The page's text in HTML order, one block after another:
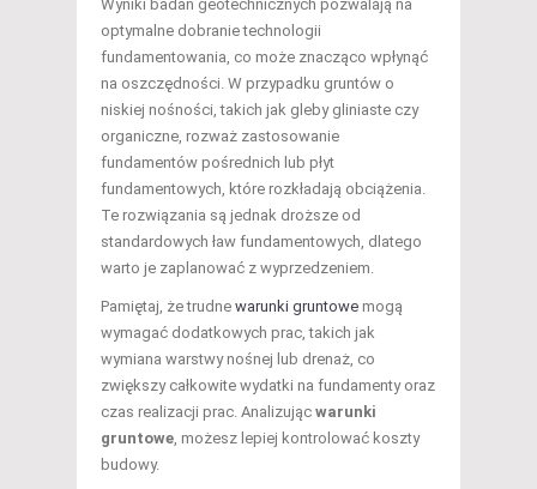
Wyniki badań geotechnicznych pozwalają na
optymalne dobranie technologii
fundamentowania, co może znacząco wpłynąć
na oszczędności. W przypadku gruntów o
niskiej nośności, takich jak gleby gliniaste czy
organiczne, rozważ zastosowanie
fundamentów pośrednich lub płyt
fundamentowych, które rozkładają obciążenia.
Te rozwiązania są jednak droższe od
standardowych ław fundamentowych, dlatego
warto je zaplanować z wyprzedzeniem.
Pamiętaj, że trudne warunki gruntowe mogą
wymagać dodatkowych prac, takich jak
wymiana warstwy nośnej lub drenaż, co
zwiększy całkowite wydatki na fundamenty oraz
czas realizacji prac. Analizując warunki
gruntowe , możesz lepiej kontrolować koszty
budowy.